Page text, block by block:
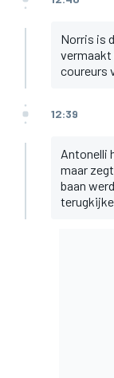
Norris is
vermaakt
coureurs
12:39
Antonelli
maar
baan